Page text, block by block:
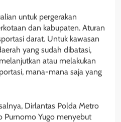
untuk pergerakan
dan kabupaten. Aturan
darat. Untuk kawasan
yang sudah dibatasi,
atau melakukan
mana-mana saja yang
Dirlantas Polda Metro
Purnomo Yugo menyebut